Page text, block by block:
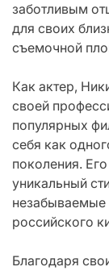
заботливым
для своих
съемочной
Как актер,
своей
популярных
себя как
поколения.
уникальный
незабываемые
российского
Благодаря